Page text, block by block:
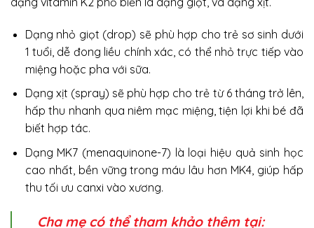
Dạng nhỏ giọt (drop) sẽ phù hợp cho trẻ sơ sinh dưới
1 tuổi, dễ đong liều chính xác, có thể nhỏ trực tiếp vào
miệng hoặc pha với sữa.
Dạng xịt (spray) sẽ phù hợp cho trẻ từ 6 tháng trở lên,
hấp thu nhanh qua niêm mạc miệng, tiện lợi khi bé đã
biết hợp tác.
Dạng MK7 (menaquinone-7) là loại hiệu quả sinh học
cao nhất, bền vững trong máu lâu hơn MK4, giúp hấp
thu tối ưu canxi vào xương.
Cha mẹ có thể tham khảo thêm tại: